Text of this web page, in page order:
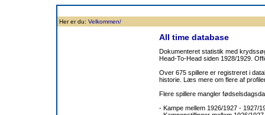
Her er du: Velkommen/
All time database
Dokumenteret statistik med
Head-To-Head siden 1928/1929.
Over 675 spillere er registreret i
historie. Læs mere om flere af
Flere spillere mangler
- Kampe mellem 1926/1927 - 1927/